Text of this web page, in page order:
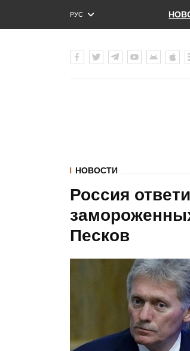
РУС
ENG
НОВОСТИ
Россия
Песков